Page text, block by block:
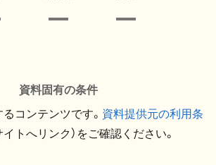
資料固有の条件
コンテンツです。 資料提供元の利用条
イトへリンク）をご確認ください。